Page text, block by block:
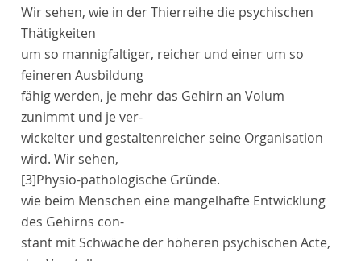
Wir sehen, wie in der Thierreihe die psychischen
Thätigkeiten
um so mannigfaltiger, reicher und einer um so
feineren Ausbildung
fähig werden, je mehr das Gehirn an Volum
zunimmt und je ver-
wickelter und gestaltenreicher seine Organisation
wird. Wir sehen,
[3]Physio-pathologische Gründe.
wie beim Menschen eine mangelhafte Entwicklung
des Gehirns con-
stant mit Schwäche der höheren psychischen Acte,